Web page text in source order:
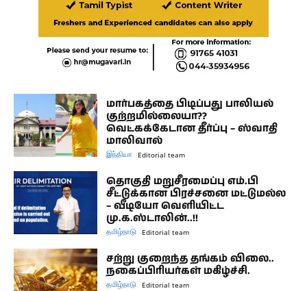
மார்பகத்தை பிடிப்பது பாலியல்
குற்றமில்லையா??
வெட்கக்கேடான தீர்ப்பு – ஸ்வாதி
மாலிவால்
இந்தியா Editorial team
தொகுதி மறுசீரமைப்பு எம்.பி
சீட்டுக்கான பிரச்சனை மட்டுமல்ல
– வீடியோ வெளியிட்ட
மு.க.ஸ்டாலின்..!!
தமிழ்நாடு Editorial team
சற்று குறைந்த தங்கம் விலை..
நகைப்பிரியர்கள் மகிழ்ச்சி.
தமிழ்நாடு Editorial team